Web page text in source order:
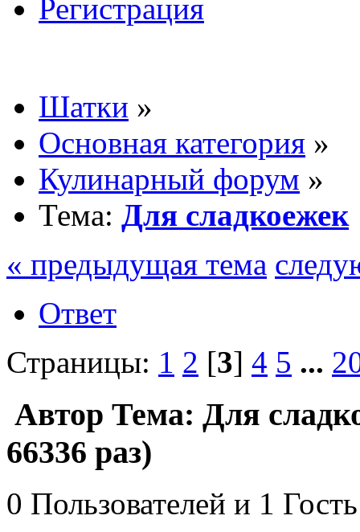
Регистрация
Шатки »
Основная категория »
Кулинарный форум »
Тема: Для сладкоежек
« предыдущая тема
Ответ
Страницы: 1 2 [3] 4 5 ...
Автор Тема: Для
66336 раз)
0 Пользователей и 1